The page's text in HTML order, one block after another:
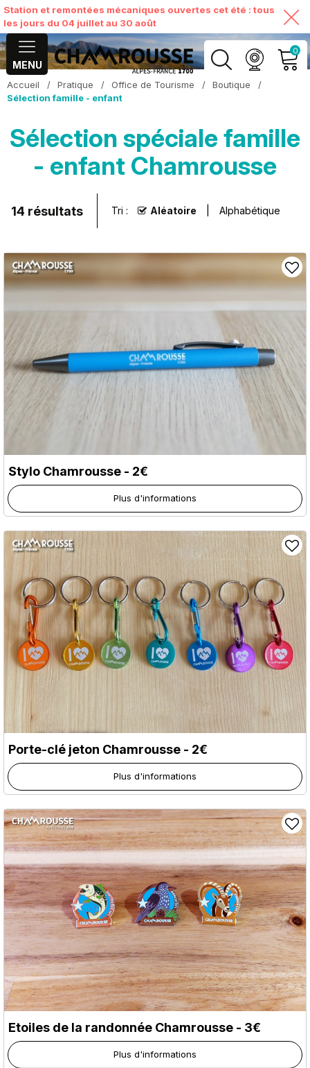
Station et remontées mécaniques ouvertes cet été : tous
les jours du 04 juillet au 30 août
MENU
0
MON COMPTE
VOIR MON PANIER
Accueil / Pratique / Office de Tourisme / Boutique
/
Sélection famille - enfant
Sélection spéciale famille
- enfant Chamrousse
14 résultats Tri : Aléatoire Alphabétique
Stylo Chamrousse - 2€
Plus d'informations
Porte-clé jeton Chamrousse - 2€
Plus d'informations
Etoiles de la randonnée Chamrousse - 3€
Plus d'informations